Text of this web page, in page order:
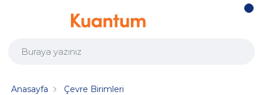
Anasayfa Çevre Birimleri